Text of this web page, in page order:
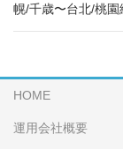
幌/千歳〜台北/桃
HOME
運用会社概要